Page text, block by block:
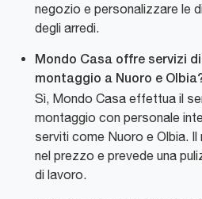
negozio e personalizzare le
degli arredi.
Mondo Casa offre servizi
montaggio a Nuoro e
Sì, Mondo Casa effettua il
montaggio con personale
serviti come Nuoro e Olbia.
nel prezzo e prevede una
di lavoro.